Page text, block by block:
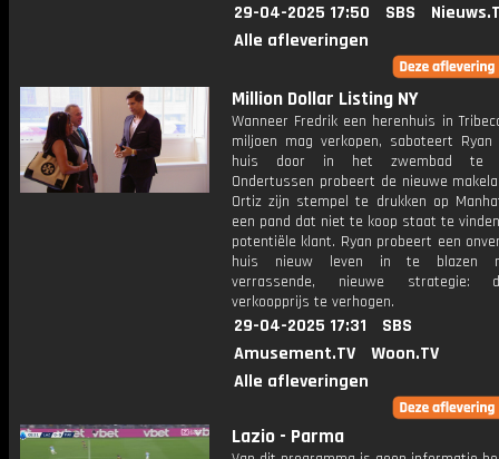
29-04-2025 17:50 SBS
Alle afleveringen
Million Dollar Listing NY
Wanneer Fredrik een herenhuis in
miljoen mag verkopen, saboteert
huis door in het zwembad te
Ondertussen probeert de nieuwe
Ortiz zijn stempel te drukken op
een pand dat niet te koop staat te
potentiële klant. Ryan probeert een
huis nieuw leven in te blazen
verrassende, nieuwe strategie:
verkoopprijs te verhogen.
29-04-2025 17:31
SBS
Amusement.TV
Woon.TV
Alle afleveringen
Lazio - Parma